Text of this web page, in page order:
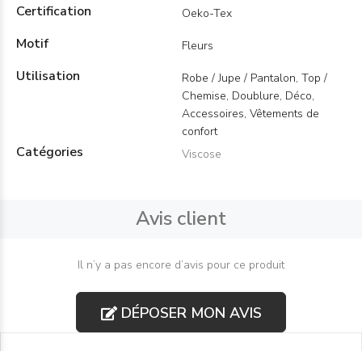
Certification Oeko-Tex
Motif Fleurs
Utilisation
Robe / Jupe / Pantalon, Top /
Chemise, Doublure, Déco,
Accessoires, Vêtements de
confort
Catégories Viscose
Avis client
Il n’y a pas encore d’avis pour ce produit
DÉPOSER MON AVIS